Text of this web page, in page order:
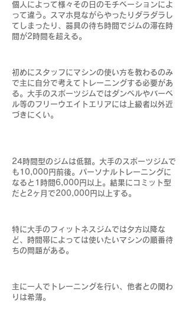
個人によって様々その日のモチベーションによ
って違う。スマホ見ながらやったりダラダラし
てしまったり、器具の待ち時間でジムの滞在時
間が2時間を超える。
初めにスタッフにマシンの使い方を教わるのみ
で主に自分で考えてトレーニングする必要があ
る。大手のスポーツジムではダンベルやバーベ
ル等のフリーウエイトエリアには上級者以外近
づきにくい。
24時間型のジムは低額。大手のスポーツジムで
も10,000円前後。パーソナルトレーニングに
なると1時間6,000円以上。結果にコミット型
だと2ヶ月で200,000円以上する。
特に大手のフィットネスジムでは夕方以降な
ど、時間帯によっては使いたいマシンの順番待
ちの問題がある。
主に一人でトレーニングを行い、他者との関わ
りは希薄。